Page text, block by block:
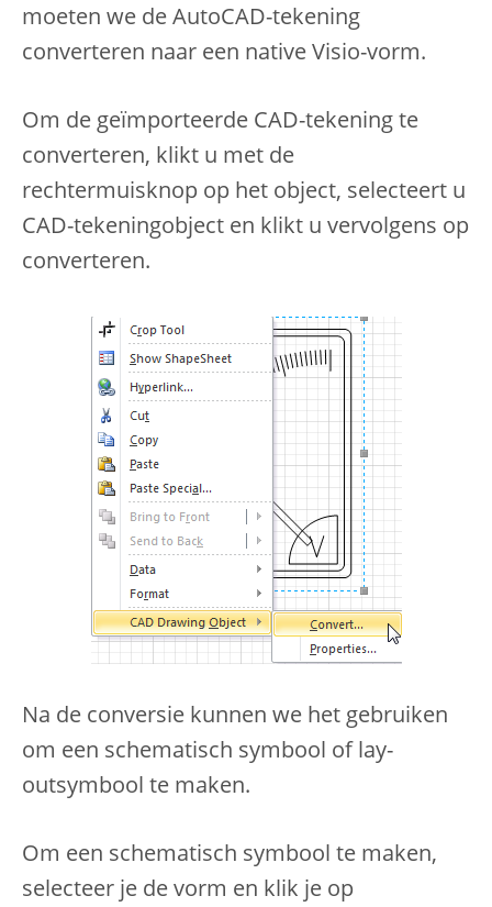
moeten we de AutoCAD-tekening
converteren naar een native Visio-vorm.
Om de geïmporteerde CAD-tekening te
converteren, klikt u met de
rechtermuisknop op het object, selecteert u
CAD-tekeningobject en klikt u vervolgens op
converteren.
Na de conversie kunnen we het gebruiken
om een schematisch symbool of lay-
outsymbool te maken.
Om een schematisch symbool te maken,
selecteer je de vorm en klik je op